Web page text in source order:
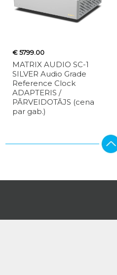
€ 5799.00
MATRIX AUDIO SC-1
SILVER Audio Grade
Reference Clock
ADAPTERIS /
PĀRVEIDOTĀJS (cena
par gab.)